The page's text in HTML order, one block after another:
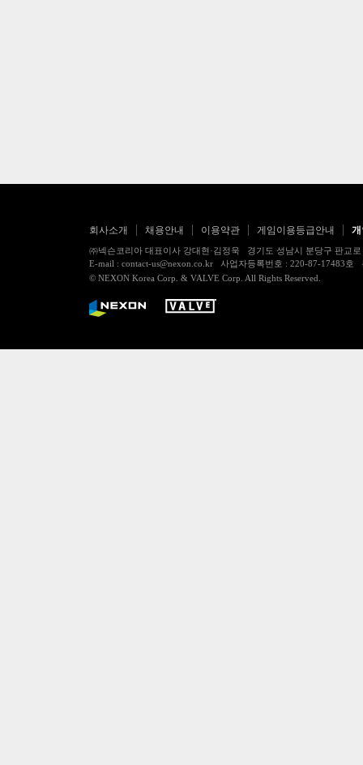
회사소개 채용안내 이용약관 게임이용등급안내
㈜넥슨코리아 대표이사 강대현·김정욱 경기도 성남시 분당구 판교
E-mail : contact-us@nexon.co.kr 사업자등록번호 : 220-87-17483
© NEXON Korea Corp. & VALVE Corp. All Rights Reserved.